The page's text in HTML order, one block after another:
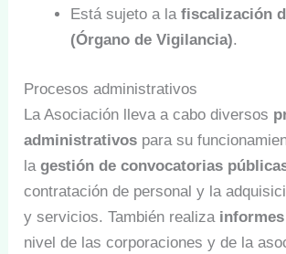
Está sujeto a lafiscalización
(Órgano de Vigilancia).
Procesos administrativos
La Asociación lleva a cabo diversos
administrativos para su
lagestión de convocatorias
contratación de personal y la
y servicios. También realiza
nivel de las corporaciones y de la